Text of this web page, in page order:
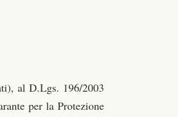
al D.Lgs. 196/2003
per la Protezione